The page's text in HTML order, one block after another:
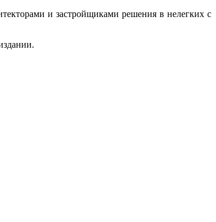
и застройщиками решения в нелегких с